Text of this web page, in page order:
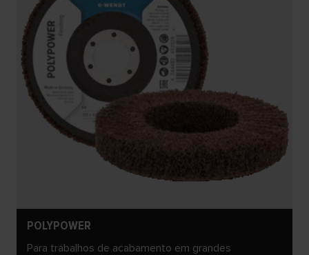
POLYPOWER
Para trabalhos de acabamento em grandes